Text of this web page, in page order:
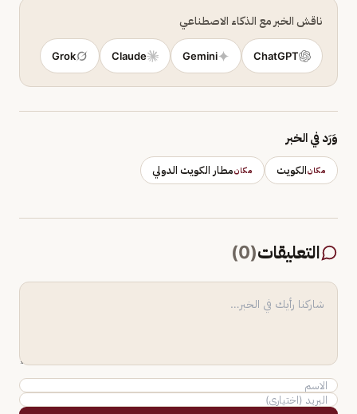
ناقش الخبر مع الذكاء الاصطناعي
ChatGPT
Gemini
Claude
Grok
وَرَد في الخبر
مكانالكويت مكانمطار الكويت الدولي
التعليقات(
0
)